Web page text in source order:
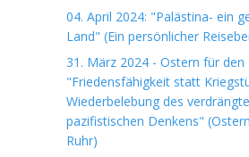
04. April 2024: "Palästina- ein
Land" (Ein persönlicher
31. März 2024 - Ostern für den
"Friedensfähigkeit statt
Wiederbelebung des
pazifistischen Denkens"
Ruhr)